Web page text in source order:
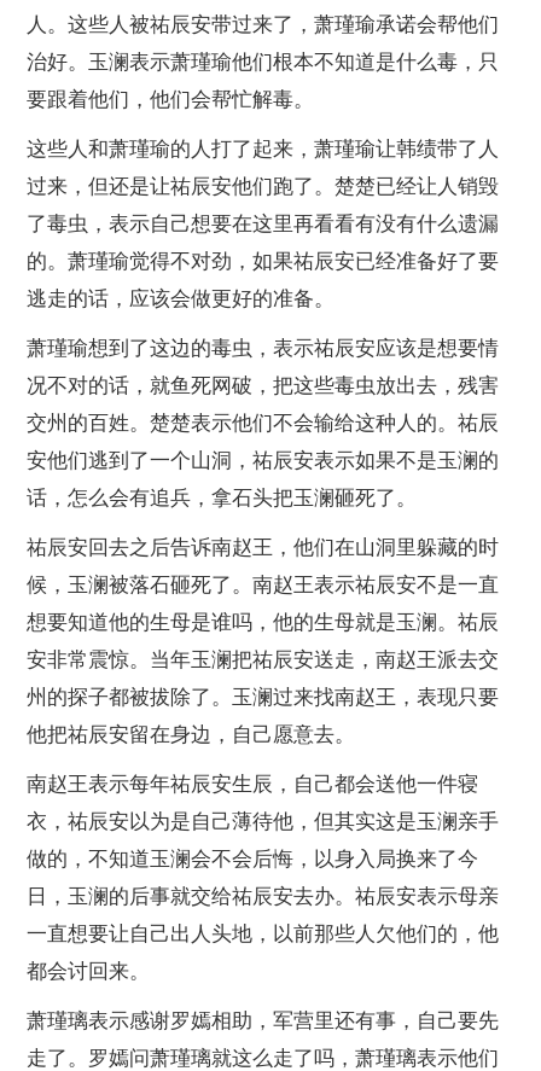
人。这些人被祐辰安带过来了，萧瑾瑜承诺会帮他们
治好。玉澜表示萧瑾瑜他们根本不知道是什么毒，只
要跟着他们，他们会帮忙解毒。
这些人和萧瑾瑜的人打了起来，萧瑾瑜让韩绩带了人
过来，但还是让祐辰安他们跑了。楚楚已经让人销毁
了毒虫，表示自己想要在这里再看看有没有什么遗漏
的。萧瑾瑜觉得不对劲，如果祐辰安已经准备好了要
逃走的话，应该会做更好的准备。
萧瑾瑜想到了这边的毒虫，表示祐辰安应该是想要情
况不对的话，就鱼死网破，把这些毒虫放出去，残害
交州的百姓。楚楚表示他们不会输给这种人的。祐辰
安他们逃到了一个山洞，祐辰安表示如果不是玉澜的
话，怎么会有追兵，拿石头把玉澜砸死了。
祐辰安回去之后告诉南赵王，他们在山洞里躲藏的时
候，玉澜被落石砸死了。南赵王表示祐辰安不是一直
想要知道他的生母是谁吗，他的生母就是玉澜。祐辰
安非常震惊。当年玉澜把祐辰安送走，南赵王派去交
州的探子都被拔除了。玉澜过来找南赵王，表现只要
他把祐辰安留在身边，自己愿意去。
南赵王表示每年祐辰安生辰，自己都会送他一件寝
衣，祐辰安以为是自己薄待他，但其实这是玉澜亲手
做的，不知道玉澜会不会后悔，以身入局换来了今
日，玉澜的后事就交给祐辰安去办。祐辰安表示母亲
一直想要让自己出人头地，以前那些人欠他们的，他
都会讨回来。
萧瑾璃表示感谢罗嫣相助，军营里还有事，自己要先
走了。罗嫣问萧瑾璃就这么走了吗，萧瑾璃表示他们